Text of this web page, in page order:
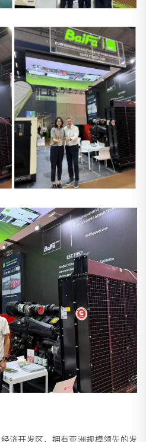
开发区，拥有亚洲规模领先的发